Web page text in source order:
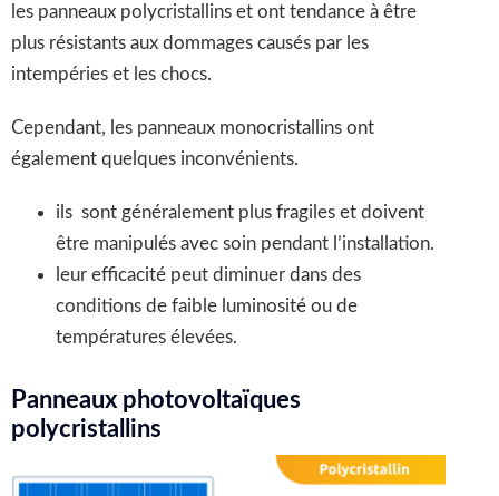
les panneaux polycristallins et ont tendance à être
plus résistants aux dommages causés par les
intempéries et les chocs.
Cependant, les panneaux monocristallins ont
également quelques inconvénients.
ils sont généralement plus fragiles et doivent
être manipulés avec soin pendant l’installation.
leur efficacité peut diminuer dans des
conditions de faible luminosité ou de
températures élevées.
Panneaux photovoltaïques
polycristallins